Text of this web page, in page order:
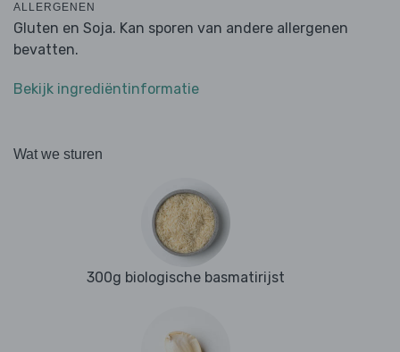
ALLERGENEN
Gluten en Soja. Kan sporen van andere allergenen
bevatten.
Bekijk ingrediëntinformatie
Wat we sturen
300g biologische basmatirijst